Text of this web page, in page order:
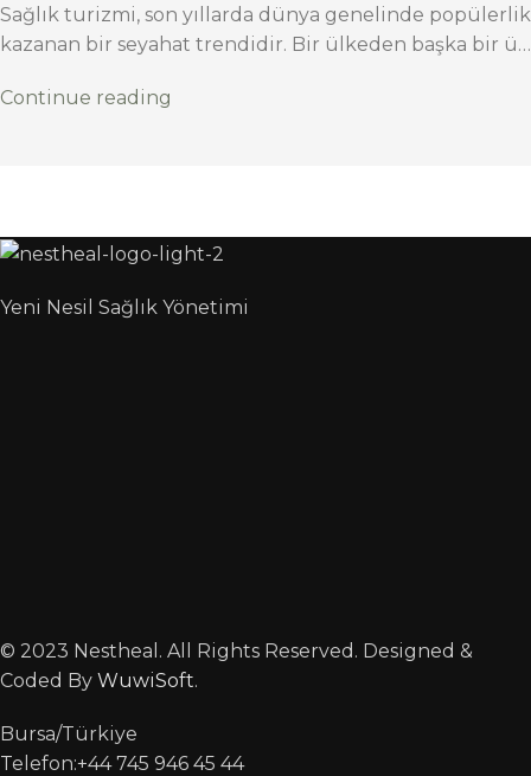
Sağlık turizmi, son yıllarda dünya genelinde popülerlik
kazanan bir seyahat trendidir. Bir ülkeden başka bir ü…
Continue reading
Yeni Nesil Sağlık Yönetimi
© 2023 Nestheal. All Rights Reserved. Designed &
Coded By WuwiSoft.
Bursa/Türkiye
Telefon:+44 745 946 45 44